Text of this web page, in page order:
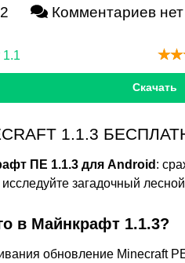
Комментариев нет
Скачать
1.1.3
ПЕ 1.1.3 для Android :
загадочный
в Майнкрафт 1.1.3?
обновление Minecraft